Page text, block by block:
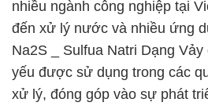
nhiều ngành công nghiệp tại
đến xử lý nước và nhiều ứng
Na2S _ Sulfua Natri Dạng
yếu được sử dụng trong các
xử lý, đóng góp vào sự phát